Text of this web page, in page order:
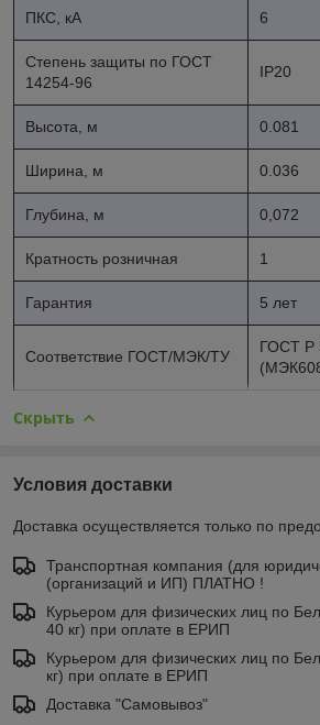
ПКС, кА 6
Степень защиты по ГОСТ
14254-96
IP20
Высота, м 0.081
Ширина, м 0.036
Глубина, м 0,072
Кратность розничная 1
Гарантия 5 лет
Соответствие ГОСТ/МЭК/ТУ
ГОСТ Р
Скрыть
Условия доставки
Доставка осуществляется только по
Транспортная компания (для
(организаций и ИП) ПЛАТНО !
Курьером для физических лиц по
40 кг) при оплате в ЕРИП
Курьером для физических лиц по
кг) при оплате в ЕРИП
Доставка "Самовывоз"